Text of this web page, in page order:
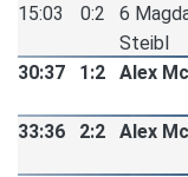
15:03
0:2
6
Steibl
30:37
1:2 Alex
33:36
2:2 Alex